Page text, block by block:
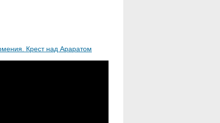
Крест над Араратом